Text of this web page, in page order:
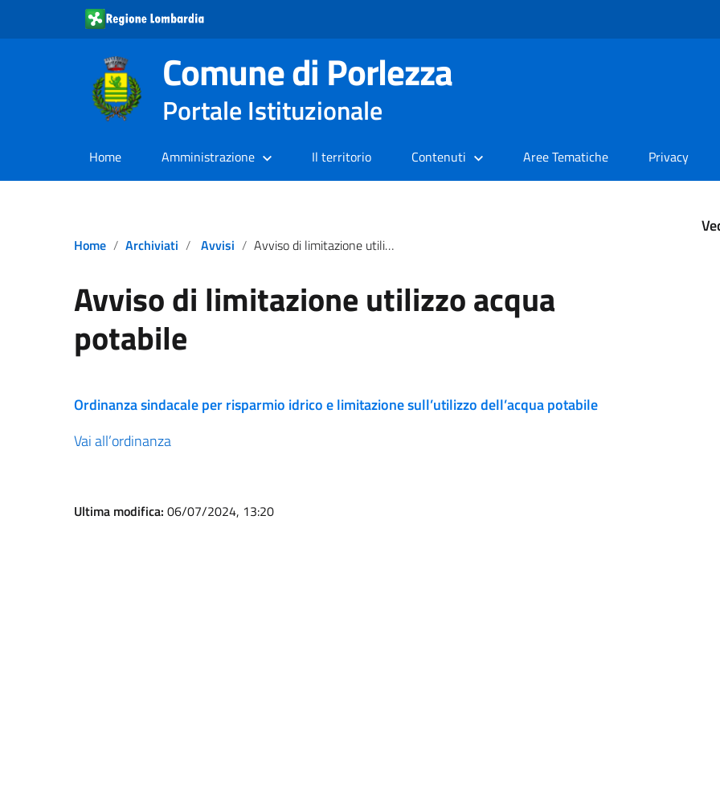
Comune di Porlezza
Portale Istituzionale
Home Amministrazione Il territorio Contenuti Aree Tematiche Privacy
Home Archiviati Avvisi Avviso di limitazione utilizzo acqua potabile
Avviso di limitazione utilizzo acqua
potabile
Ordinanza sindacale per risparmio idrico e limitazione sull’utilizzo dell’acqua potabile
Vai all’ordinanza
Ultima modifica: 06/07/2024, 13:20